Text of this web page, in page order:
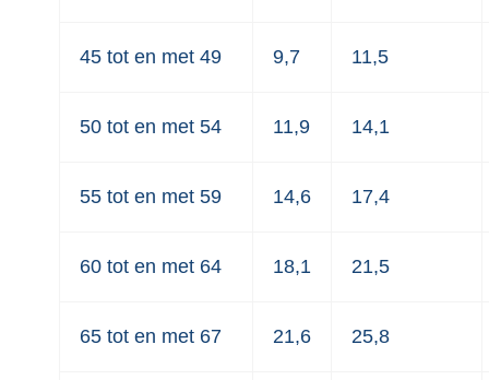
45 tot en met 49 9,7 11,5
50 tot en met 54 11,9 14,1
55 tot en met 59 14,6 17,4
60 tot en met 64 18,1 21,5
65 tot en met 67 21,6 25,8